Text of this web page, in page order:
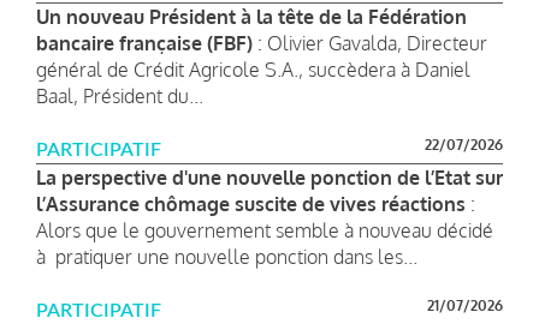
Un nouveau Président à la tête de la Fédération
bancaire française (FBF) : Olivier Gavalda, Directeur
général de Crédit Agricole S.A., succèdera à Daniel
Baal, Président du...
PARTICIPATIF 22/07/2026
La perspective d'une nouvelle ponction de l’Etat sur
l’Assurance chômage suscite de vives réactions :
Alors que le gouvernement semble à nouveau décidé
à pratiquer une nouvelle ponction dans les...
PARTICIPATIF 21/07/2026